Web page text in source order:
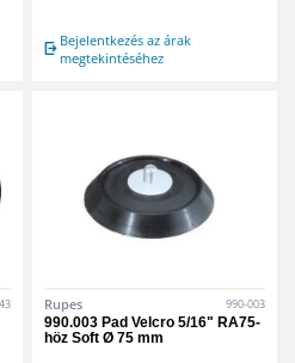
Bejelentkezés az árak
megtekintéséhez
Rupes 990-003
990.003 Pad Velcro 5/16" RA75-
höz Soft Ø 75 mm